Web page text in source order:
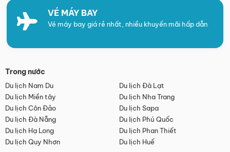
VÉ MÁY BAY
Vé máy bay giá rẻ nhất, nhiều khuyến mãi hấp dẫn
Trong nước
Du lịch Nam Du
Du lịch Đà Lạt
Du lịch Miền tây
Du lịch Nha Trang
Du lịch Côn Đảo
Du lịch Sapa
Du lịch Đà Nẵng
Du lịch Phú Quốc
Du lịch Hạ Long
Du lịch Phan Thiết
Du lịch Quy Nhơn
Du lịch Huế